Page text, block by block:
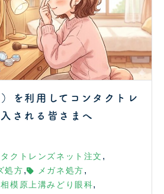
を利用してコンタクトレ
される皆さまへ
クトレンズネット注文 ,
処方 , メガネ処方 ,
相模原上溝みどり眼科,